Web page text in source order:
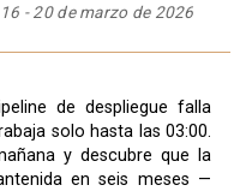
- 20 de marzo de 2026
solo hasta las 03:00.
y descubre que la
en seis meses —